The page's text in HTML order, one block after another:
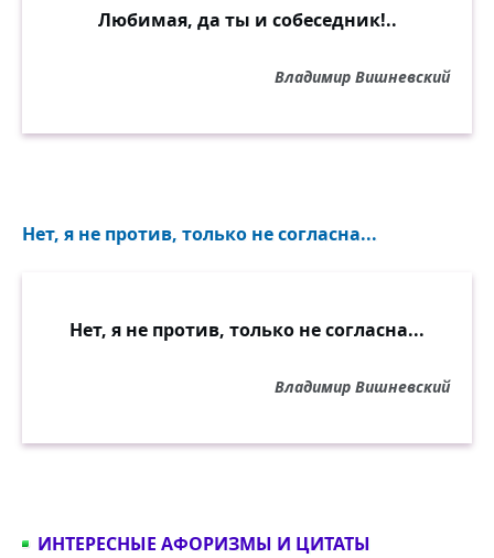
Любимая, да ты и собеседник!..
Владимир Вишневский
Нет, я не против, только не согласна...
Нет, я не против, только не согласна...
Владимир Вишневский
ИНТЕРЕСНЫЕ АФОРИЗМЫ И ЦИТАТЫ